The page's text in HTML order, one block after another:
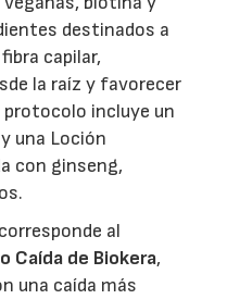
destinados a
capilar,
la raíz y favorecer
protocolo incluye un
una Loción
con ginseng,
al
Caída de Biokera,
una caída más